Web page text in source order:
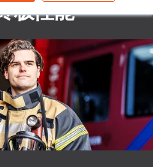
极性能